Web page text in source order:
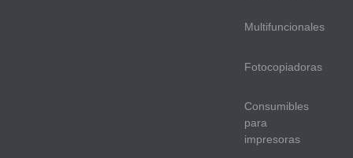
Multifuncionales
Fotocopiadoras
Consumibles
para
impresoras